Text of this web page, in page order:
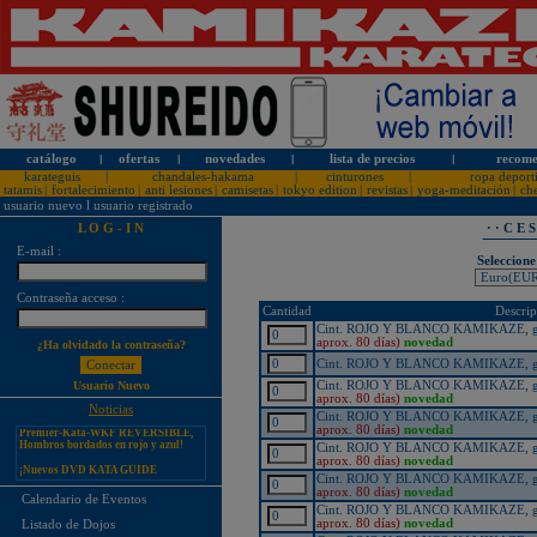
catálogo l ofertas l novedades l lista de precios l
karateguis
chandales-hakama cinturones
ropa
tatamis
fortalecimiento anti lesiones camisetas tokyo edition revistas yoga-meditación
usuario nuevo l usuario registrado
L O G - I N
E-mail :
Contraseña acceso :
¿Ha olvidado la contraseña?
Usuario Nuevo
Noticias
¡PERSONALICE LOS
KARATEGUIS KAMIKAZE CON
SU LOGOTIPO!
Tarifas especiales para clubes, dojos
y asociaciones
¡Nuevos catálogos de Kamikaze!
¡Nuevo karategui Kamikaze
Hombros bordados en rojo y azul!
MOVIE FOR ALL JAPAN
KARATEDO SHOTOKAN TOKUI
KATA VOL. 1 + 2!
¡Nuevo karategui Kamikaze K-One-
WKF Kumite REVERSIBLE,
Calendario de Eventos
Listado de Dojos
· · C E
Cantidad
Cint. ROJO Y BLANCO KAMIKAZE,
aprox. 80 días) novedad
Cint. ROJO Y BLANCO KAMIKAZE,
Cint. ROJO Y BLANCO KAMIKAZE,
aprox. 80 días) novedad
Cint. ROJO Y BLANCO KAMIKAZE,
aprox. 80 días) novedad
Cint. ROJO Y BLANCO KAMIKAZE,
aprox. 80 días) novedad
Cint. ROJO Y BLANCO KAMIKAZE,
aprox. 80 días) novedad
Cint. ROJO Y BLANCO KAMIKAZE,
aprox. 80 días) novedad